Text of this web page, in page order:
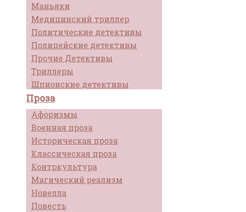
Маньяки
Медицинский триллер
Политические детективы
Полицейские детективы
Прочие Детективы
Триллеры
Шпионские детективы
Проза
Афоризмы
Военная проза
Историческая проза
Классическая проза
Контркультура
Магический реализм
Новелла
Повесть